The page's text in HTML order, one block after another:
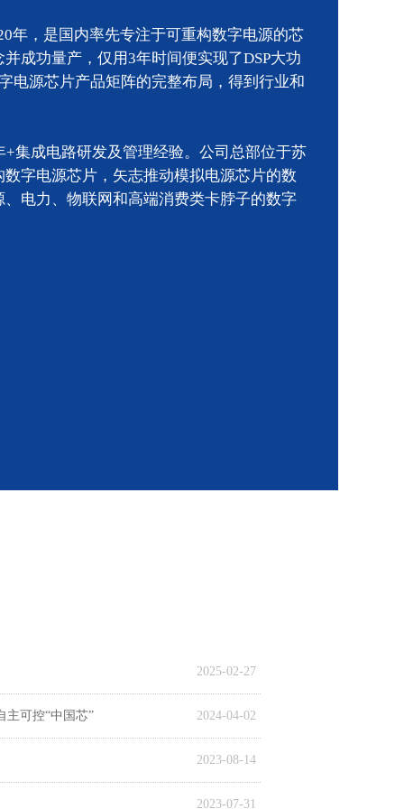
2025-02-27
2024-04-02
主可控“中国芯”
2023-08-14
2023-07-31
年，是国内率先专注于可重构数字电源的芯
成功量产，仅用3年时间便实现了DSP大功
电源芯片产品矩阵的完整布局，得到行业和
集成电路研发及管理经验。公司总部位于苏
字电源芯片，矢志推动模拟电源芯片的数
电力、物联⽹和高端消费类卡脖⼦的数字